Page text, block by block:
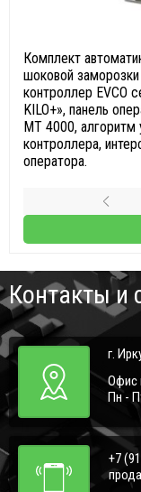
Комплект
шоковой
контроллер EVCO
KILO+», панель
MT 4000, алгоритм
контроллера,
оператора.
Контакты и
г.
Офис
Пн -
+7